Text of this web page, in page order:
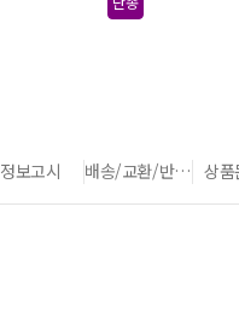
정보고시 배송/교환/반품 안내 상품